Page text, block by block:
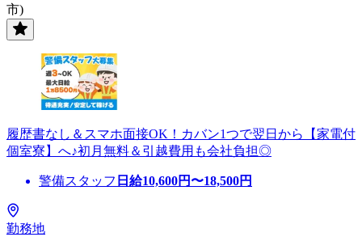
市)
履歴書なし＆スマホ面接OK！カバン1つで翌日から【家電付
個室寮】へ♪初月無料＆引越費用も会社負担◎
警備スタッフ 日給10,600円〜18,500円
勤務地